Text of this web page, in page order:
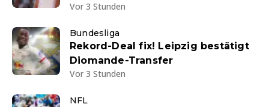
Vor 3 Stunden
Bundesliga
Rekord-Deal fix! Leipzig bestätigt
Diomande-Transfer
Vor 3 Stunden
NFL